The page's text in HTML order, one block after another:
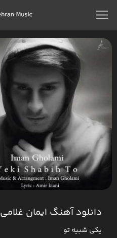
دانلود آهنگ ایمان غلامی
یکی شبیه تو